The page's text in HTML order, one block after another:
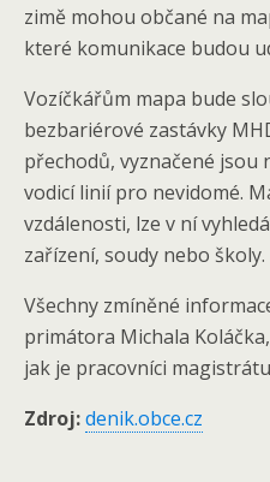
zimě mohou občané na
které komunikace budou
Vozíčkářům mapa bude
bezbariérové zastávky
přechodů, vyznačené jsou
vodicí linií pro nevidomé.
vzdálenosti, lze v ní
zařízení, soudy nebo školy.
Všechny zmíněné
primátora Michala
jak je pracovníci
Zdroj:denik.obce.cz